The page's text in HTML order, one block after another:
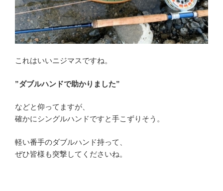
これはいいニジマスですね。
”ダブルハンドで助かりました”
などと仰ってますが、
確かにシングルハンドですと手こずりそう。
軽い番手のダブルハンド持って、
ぜひ皆様も突撃してくださいね。